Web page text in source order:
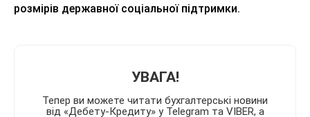
розмірів державної соціальної підтримки.
УВАГА!
Тепер ви можете читати бухгалтерські новини
від «Дебету-Кредиту» у Telegram та VIBER, а